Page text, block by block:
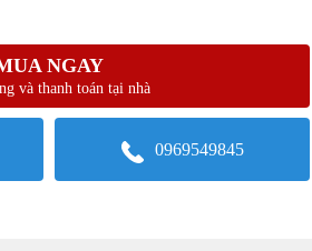
NGAY
và thanh toán tại nhà
0969549845